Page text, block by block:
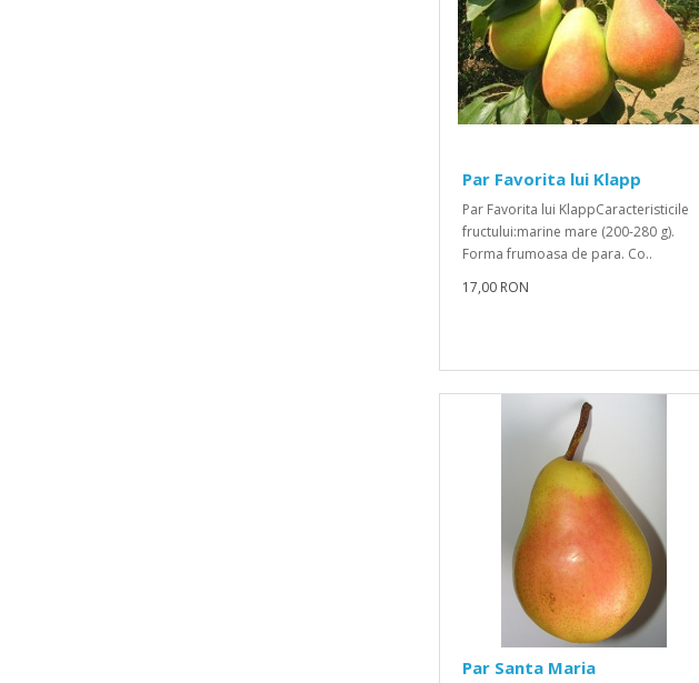
Par Favorita lui Klapp
Par Favorita lui KlappCaracteristicile
fructului:marine mare (200-280 g).
Forma frumoasa de para. Co..
17,00 RON
Par Santa Maria